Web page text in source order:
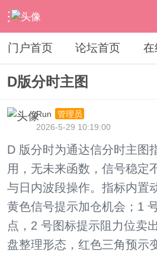
› 通达信指标公式 › 分时指标公式
门户首页 论坛首页 在
D版分时主图
Run
管理员
2026-5-29 10:19:00
D 版分时为通达信分时主图
用，无未来函数，信号稳定
与日内波段操作。指标内置
黄色信号提示加仓机会；1
点，2 号图标提示阻力位卖
盘整理形态，红色三角预示